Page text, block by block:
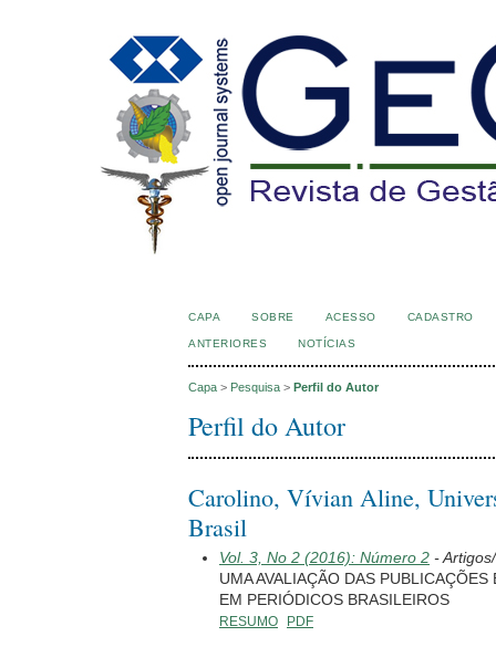
CAPA SOBRE ACESSO CADASTRO
ANTERIORES NOTÍCIAS
Capa > Pesquisa > Perfil do Autor
Perfil do Autor
Carolino, Vívian Aline,
Brasil
Vol. 3, No 2 (2016): Número 2 -
UMA AVALIAÇÃO DAS
EM PERIÓDICOS BRASILEIROS
RESUMO PDF